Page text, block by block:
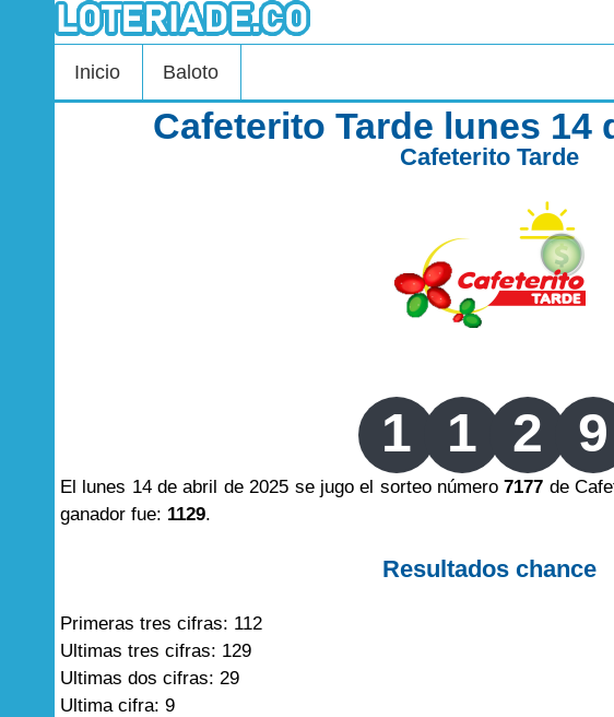
Inicio Baloto
Cafeterito Tarde lunes 14
Cafeterito Tarde
1 1 2 9
El lunes 14 de abril de 2025 se jugo el sorteo número7177 de
ganador fue: 1129.
Resultados chance
Primeras tres cifras: 112
Ultimas tres cifras: 129
Ultimas dos cifras: 29
Ultima cifra: 9